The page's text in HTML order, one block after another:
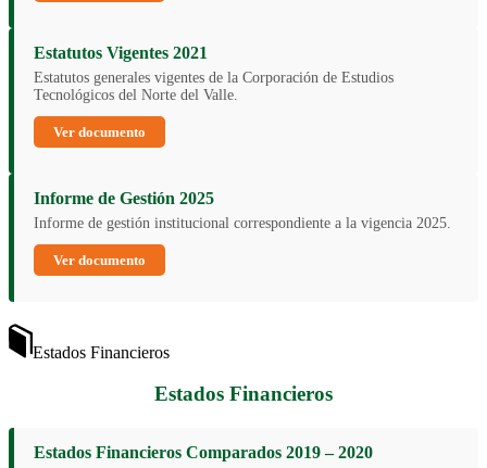
Estatutos Vigentes 2021
Estatutos generales vigentes de la Corporación de Estudios
Tecnológicos del Norte del Valle.
Ver documento
Informe de Gestión 2025
Informe de gestión institucional correspondiente a la vigencia 2025.
Ver documento
Estados Financieros
Estados Financieros
Estados Financieros Comparados 2019 – 2020